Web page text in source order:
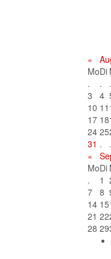
«
MoDi
.
. .
3
4
10 11
17 18
24 25
31 . .
«
MoDi
.
1
7
8
14 15
21 22
28 29